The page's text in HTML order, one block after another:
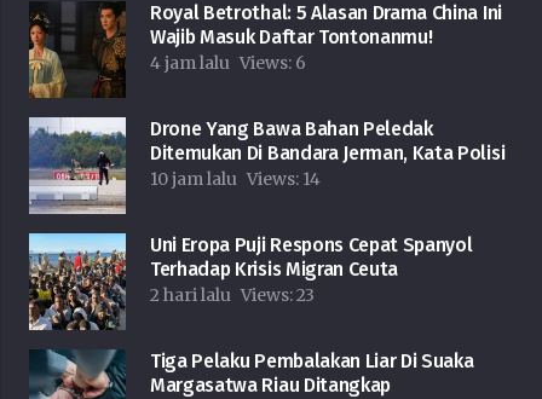
Royal Betrothal: 5 Alasan Drama China Ini
Wajib Masuk Daftar Tontonanmu!
4 jam lalu Views: 6
Drone Yang Bawa Bahan Peledak
Ditemukan Di Bandara Jerman, Kata Polisi
10 jam lalu Views: 14
Uni Eropa Puji Respons Cepat Spanyol
Terhadap Krisis Migran Ceuta
2 hari lalu Views:23
Tiga Pelaku Pembalakan Liar Di Suaka
Margasatwa Riau Ditangkap